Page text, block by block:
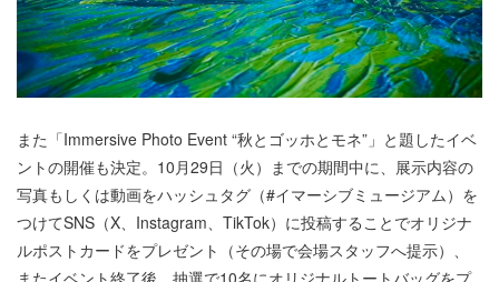
また「Immersive Photo Event “秋とゴッホとモネ”」と題したイベ
ントの開催も決定。10月29日（火）までの期間中に、展示内容の
写真もしくは動画をハッシュタグ（#イマーシブミュージアム）を
つけてSNS（X、Instagram、TikTok）に投稿することでオリジナ
ルポストカードをプレゼント（その場で会場スタッフへ提示）、
またイベント終了後、抽選で10名にオリジナルトートバッグをプ